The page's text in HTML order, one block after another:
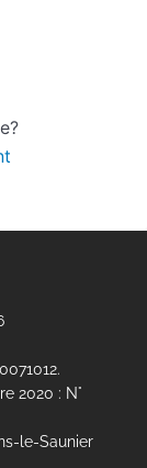
2020 : N°
le-Saunier